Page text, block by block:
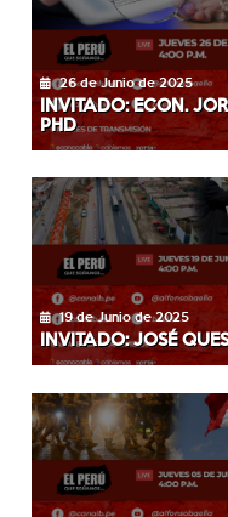
26 de Junio de 2025
INVITADO: ECON.
PHD
19 de Junio de 2025
INVITADO: JOSÉ